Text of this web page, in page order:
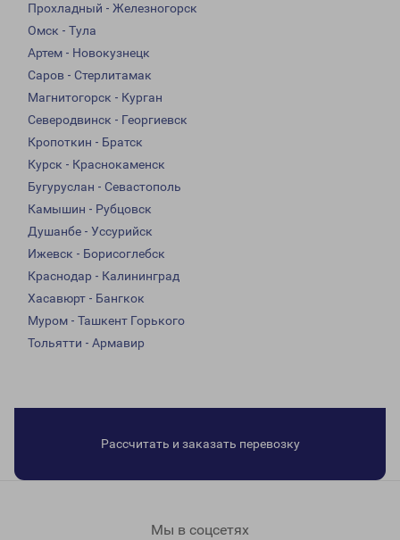
Прохладный - Железногорск
Омск - Тула
Артем - Новокузнецк
Саров - Стерлитамак
Магнитогорск - Курган
Северодвинск - Георгиевск
Кропоткин - Братск
Курск - Краснокаменск
Бугуруслан - Севастополь
Камышин - Рубцовск
Душанбе - Уссурийск
Ижевск - Борисоглебск
Краснодар - Калининград
Хасавюрт - Бангкок
Муром - Ташкент Горького
Тольятти - Армавир
Рассчитать и заказать перевозку
Мы в соцсетях